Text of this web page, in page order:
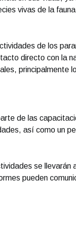
vivas de la
de los
directo con la
principalmente
de las
así como un
se llevarán
pueden